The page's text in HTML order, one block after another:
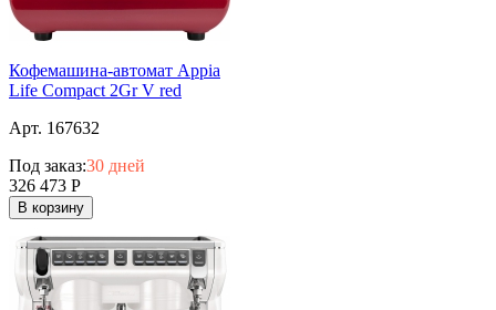
Кофемашина-автомат Appia
Life Compact 2Gr V red
Арт. 167632
Под заказ:30 дней
326 473 Р
В корзину